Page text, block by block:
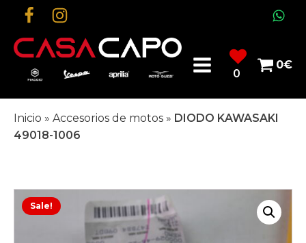
0
0€
Inicio » Accesorios de motos » DIODO KAWASAKI
49018-1006
Sale!